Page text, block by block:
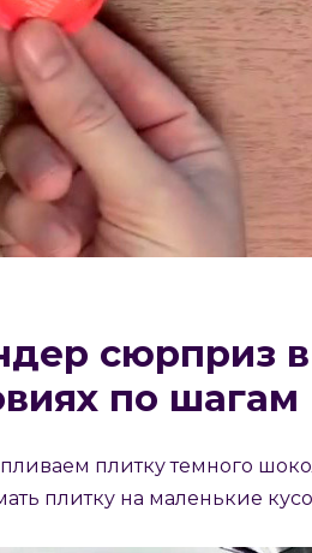
сюрприз
по шагам
плитку темного
плитку на маленькие